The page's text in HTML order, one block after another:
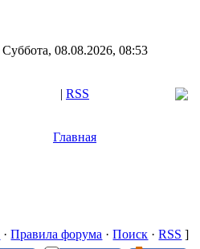
Суббота, 08.08.2026, 08:53
| RSS
Главная
·Правила форума ·Поиск ·RSS ]